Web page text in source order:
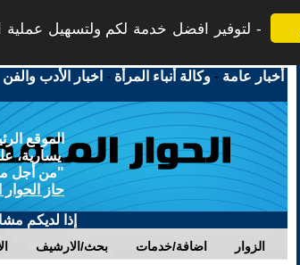
لتوفير افضل خدمة لكم ولتسهيل عملية
أخبار عامة -وكالة أنباء المرأة - اخبار الأدب والفن
الموقع
يسارية،
"من أجل
حاز
إذا لديكم
بحث/الارشيف اضافة/خدمات الزوار